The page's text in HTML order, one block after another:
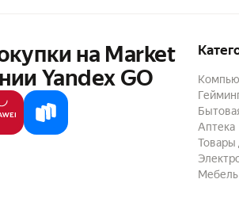
на Market
Yandex GO
Аптека
Товары
Мебель